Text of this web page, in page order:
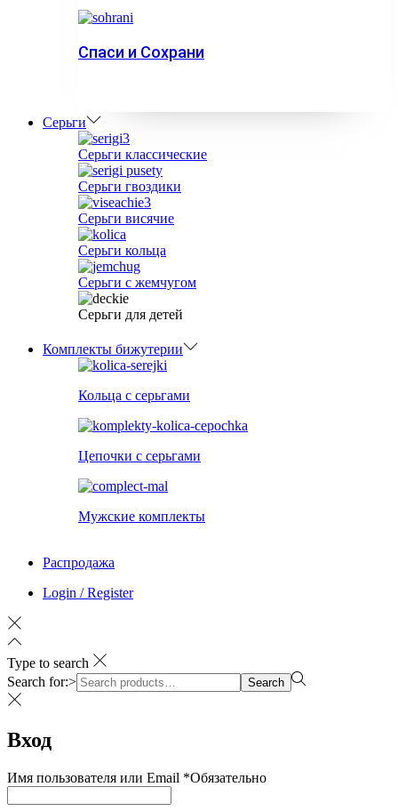
Спаси и Сохрани
Серьги
Серьги классические
Серьги гвоздики
Серьги висячие
Серьги кольца
Серьги с жемчугом
Серьги для детей
Комплекты бижутерии
Кольца с серьгами
Цепочки с серьгами
Мужские комплекты
Распродажа
Login / Register
Type to search
Search for:>
Search
Вход
Имя пользователя или Email *Обязательно